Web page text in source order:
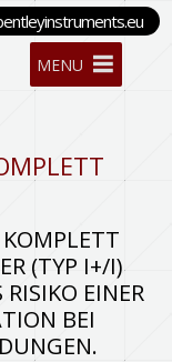
MENU
(TYP I+/I)
EINER
BEI